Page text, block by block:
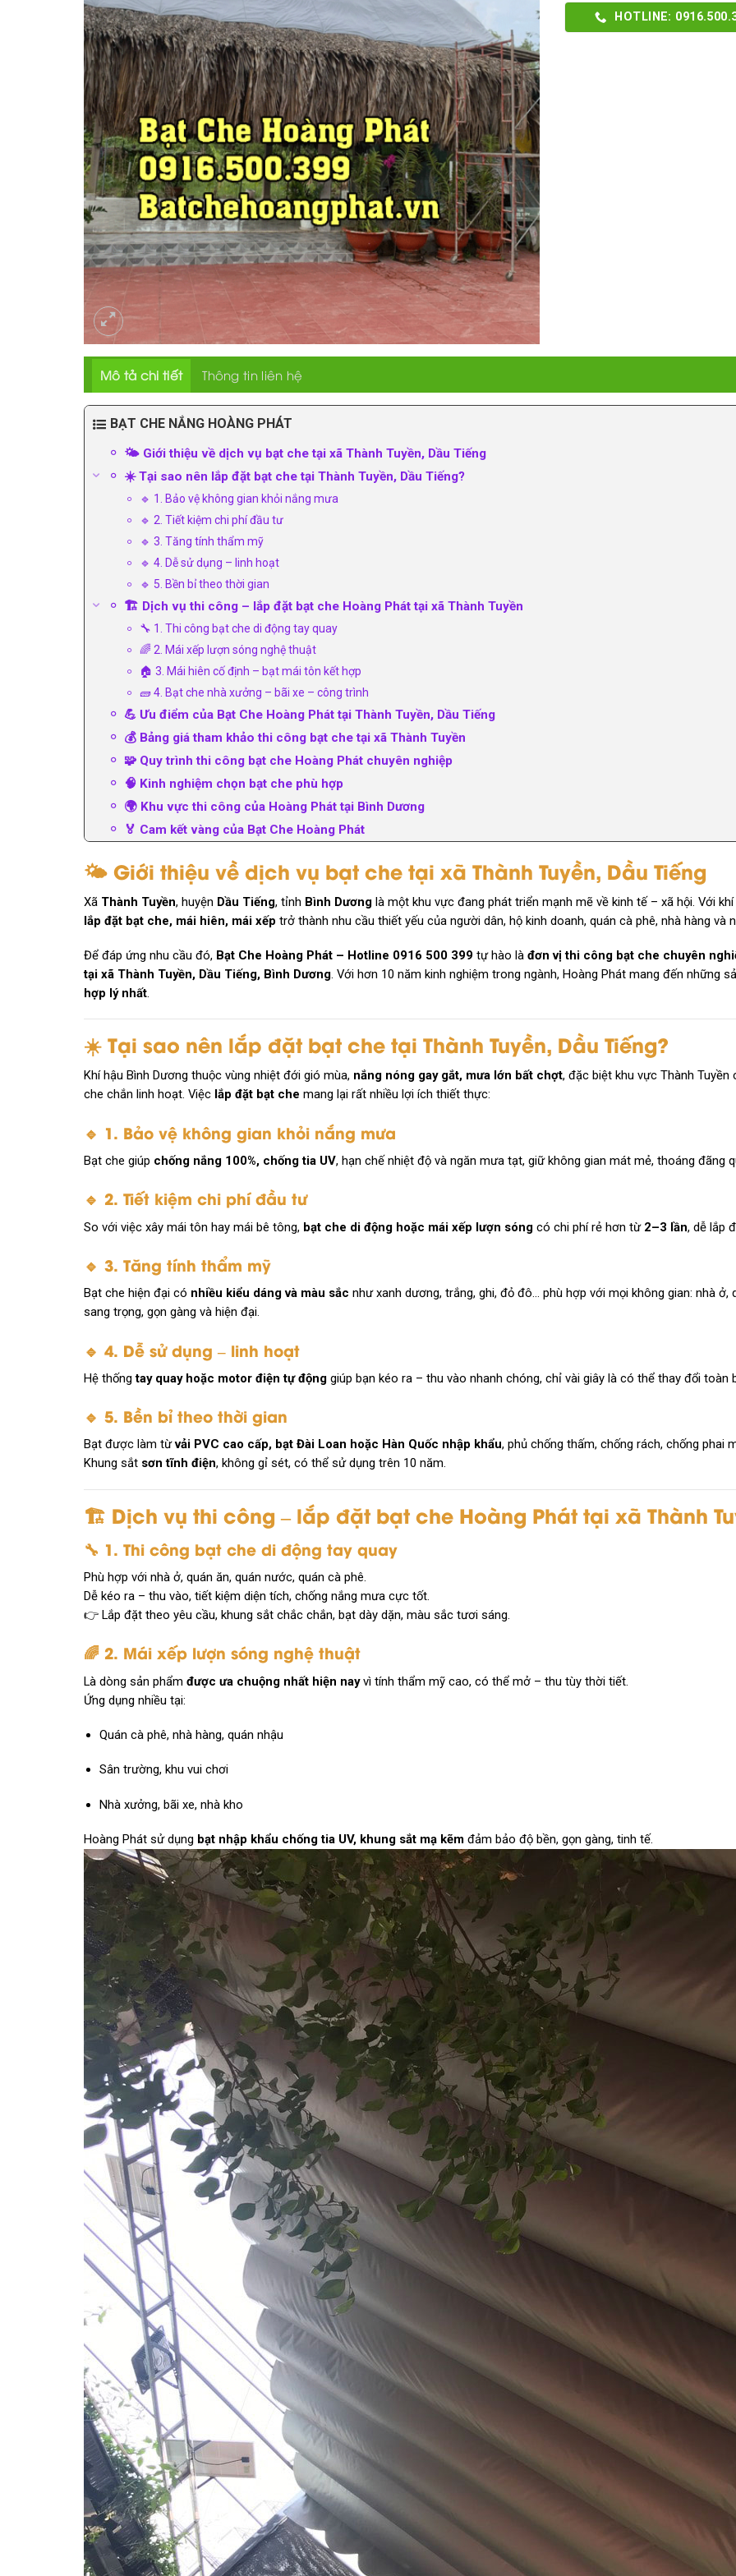
HOTLINE:
Mô tả chi tiết Thông tin liên hệ
BẠT CHE NẮNG HOÀNG PHÁT
🌤 Giới thiệu về dịch vụ bạt che tại xã Thành Tuyền, Dầu Tiếng
☀️ Tại sao nên lắp đặt bạt che tại Thành Tuyền, Dầu Tiếng?
🔹 1. Bảo vệ không gian khỏi nắng mưa
🔹 2. Tiết kiệm chi phí đầu tư
🔹 3. Tăng tính thẩm mỹ
🔹 4. Dễ sử dụng – linh hoạt
🔹 5. Bền bỉ theo thời gian
🏗️ Dịch vụ thi công – lắp đặt bạt che Hoàng Phát tại xã Thành Tuyền
🔧 1. Thi công bạt che di động tay quay
🌈 2. Mái xếp lượn sóng nghệ thuật
🏠 3. Mái hiên cố định – bạt mái tôn kết hợp
🧱 4. Bạt che nhà xưởng – bãi xe – công trình
💪 Ưu điểm của Bạt Che Hoàng Phát tại Thành Tuyền, Dầu Tiếng
💰 Bảng giá tham khảo thi công bạt che tại xã Thành Tuyền
🧩 Quy trình thi công bạt che Hoàng Phát chuyên nghiệp
🧠 Kinh nghiệm chọn bạt che phù hợp
🌍 Khu vực thi công của Hoàng Phát tại Bình Dương
🏅 Cam kết vàng của Bạt Che Hoàng Phát
🌤 Giới thiệu về dịch vụ bạt che tại xã Thành Tuyền, Dầu Tiếng
Xã Thành Tuyền, huyện Dầu Tiếng, tỉnh Bình Dương là một khu vực đang phát triển mạnh mẽ về kinh tế – xã hội. Với
lắp đặt bạt che, mái hiên, mái xếp trở thành nhu cầu thiết yếu của người dân, hộ kinh doanh, quán cà phê, nhà hàng và
Để đáp ứng nhu cầu đó, Bạt Che Hoàng Phát – Hotline 0916 500 399 tự hào là đơn vị thi công bạt che chuyên
tại xã Thành Tuyền, Dầu Tiếng, Bình Dương. Với hơn 10 năm kinh nghiệm trong ngành, Hoàng Phát mang đến những
hợp lý nhất.
☀️ Tại sao nên lắp đặt bạt che tại Thành Tuyền, Dầu Tiếng?
Khí hậu Bình Dương thuộc vùng nhiệt đới gió mùa, nắng nóng gay gắt, mưa lớn bất chợt, đặc biệt khu vực Thành
che chắn linh hoạt. Việc lắp đặt bạt che mang lại rất nhiều lợi ích thiết thực:
🔹 1. Bảo vệ không gian khỏi nắng mưa
Bạt che giúp chống nắng 100%, chống tia UV, hạn chế nhiệt độ và ngăn mưa tạt, giữ không gian mát mẻ, thoáng đãng
🔹 2. Tiết kiệm chi phí đầu tư
So với việc xây mái tôn hay mái bê tông, bạt che di động hoặc mái xếp lượn sóng có chi phí rẻ hơn từ 2–3 lần, dễ lắp
🔹 3. Tăng tính thẩm mỹ
Bạt che hiện đại có nhiều kiểu dáng và màu sắc như xanh dương, trắng, ghi, đỏ đô… phù hợp với mọi không gian: nhà
sang trọng, gọn gàng và hiện đại.
🔹 4. Dễ sử dụng – linh hoạt
Hệ thốngtay quay hoặc motor điện tự động giúp bạn kéo ra – thu vào nhanh chóng, chỉ vài giây là có thể thay đổi toàn
🔹 5. Bền bỉ theo thời gian
Bạt được làm từvải PVC cao cấp, bạt Đài Loan hoặc Hàn Quốc nhập khẩu, phủ chống thấm, chống rách, chống phai
Khung sắt sơn tĩnh điện, không gỉ sét, có thể sử dụng trên 10 năm.
🏗️ Dịch vụ thi công – lắp đặt bạt che Hoàng Phát tại xã Thành
🔧 1. Thi công bạt che di động tay quay
Phù hợp với nhà ở, quán ăn, quán nước, quán cà phê.
Dễ kéo ra – thu vào, tiết kiệm diện tích, chống nắng mưa cực tốt.
👉 Lắp đặt theo yêu cầu, khung sắt chắc chắn, bạt dày dặn, màu sắc tươi sáng.
🌈 2. Mái xếp lượn sóng nghệ thuật
Là dòng sản phẩm được ưa chuộng nhất hiện nayvì tính thẩm mỹ cao, có thể mở – thu tùy thời tiết.
Ứng dụng nhiều tại:
Quán cà phê, nhà hàng, quán nhậu
Sân trường, khu vui chơi
Nhà xưởng, bãi xe, nhà kho
Hoàng Phát sử dụng bạt nhập khẩu chống tia UV, khung sắt mạ kẽm đảm bảo độ bền, gọn gàng, tinh tế.